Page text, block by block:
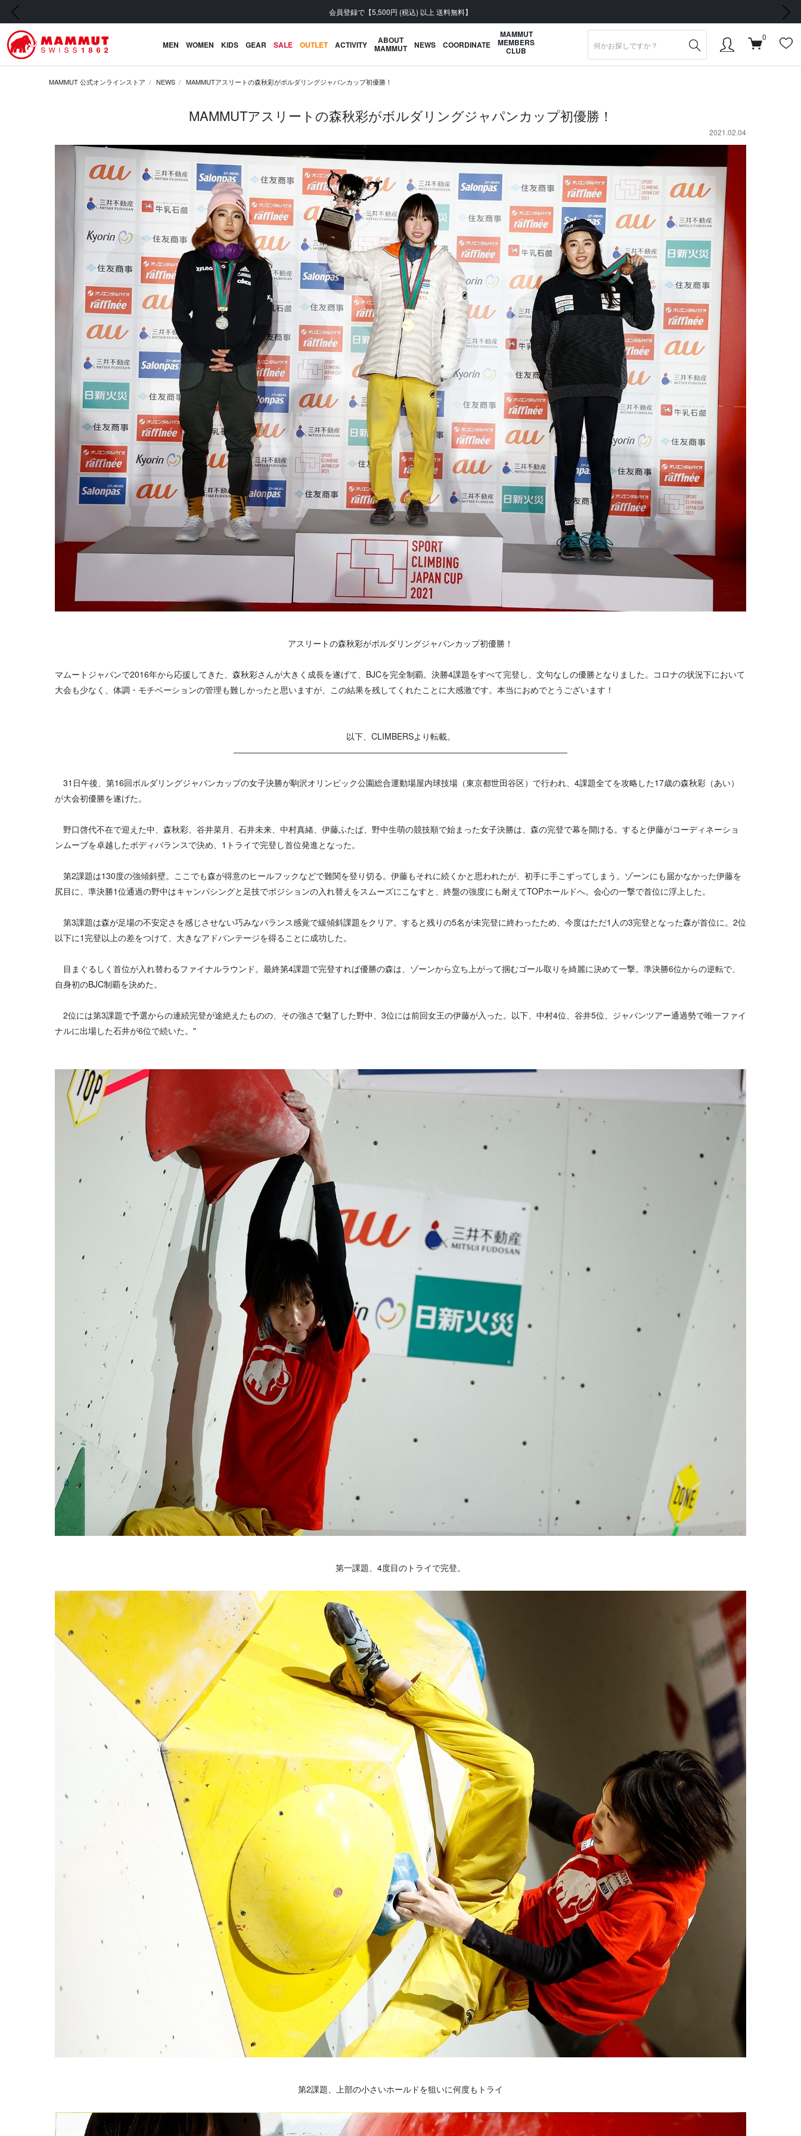
「2026年春夏 MORE SALE」開催中
前の画像 次の画像
MEN WOMEN KIDS GEAR SALE OUTLET ACTIVITY ABOUT
MAMMUT NEWS COORDINATE
MAMMUT
MEMBERS
CLUB
0
MAMMUT 公式オンラインストア NEWS MAMMUTアスリートの森秋彩がボルダリングジャパンカップ初優勝！
MAMMUTアスリートの森秋彩がボルダリングジャパンカップ初優勝！
2021.02.04
アスリートの森秋彩がボルダリングジャパンカップ初優勝！
マムートジャパンで2016年から応援してきた、森秋彩さんが大きく成長を遂げて、BJCを完全制覇。決勝4課題をすべて完登し、文句なしの優勝となりました。コロナの状況下において
大会も少なく、体調・モチベーションの管理も難しかったと思いますが、この結果を残してくれたことに大感激です。本当におめでとうございます！
以下、CLIMBERSより転載。
――――――――――――――――――――――――――――――――――――――――
31日午後、第16回ボルダリングジャパンカップの女子決勝が駒沢オリンピック公園総合運動場屋内球技場（東京都世田谷区）で行われ、4課題全てを攻略した17歳の森秋彩（あい）
が大会初優勝を遂げた。
野口啓代不在で迎えた中、森秋彩、谷井菜月、石井未来、中村真緒、伊藤ふたば、野中生萌の競技順で始まった女子決勝は、森の完登で幕を開ける。すると伊藤がコーディネーショ
ンムーブを卓越したボディバランスで決め、1トライで完登し首位発進となった。
第2課題は130度の強傾斜壁。ここでも森が得意のヒールフックなどで難関を登り切る。伊藤もそれに続くかと思われたが、初手に手こずってしまう。ゾーンにも届かなかった伊藤を
尻目に、準決勝1位通過の野中はキャンパシングと足技でポジションの入れ替えをスムーズにこなすと、終盤の強度にも耐えてTOPホールドへ。会心の一撃で首位に浮上した。
第3課題は森が足場の不安定さを感じさせない巧みなバランス感覚で緩傾斜課題をクリア。すると残りの5名が未完登に終わったため、今度はただ1人の3完登となった森が首位に。2位
以下に1完登以上の差をつけて、大きなアドバンテージを得ることに成功した。
目まぐるしく首位が入れ替わるファイナルラウンド。最終第4課題で完登すれば優勝の森は、ゾーンから立ち上がって掴むゴール取りを綺麗に決めて一撃。準決勝6位からの逆転で、
自身初のBJC制覇を決めた。
2位には第3課題で予選からの連続完登が途絶えたものの、その強さで魅了した野中、3位には前回女王の伊藤が入った。以下、中村4位、谷井5位、ジャパンツアー通過勢で唯一ファイ
ナルに出場した石井が6位で続いた。"
第一課題、4度目のトライで完登。
第2課題、上部の小さいホールドを狙いに何度もトライ